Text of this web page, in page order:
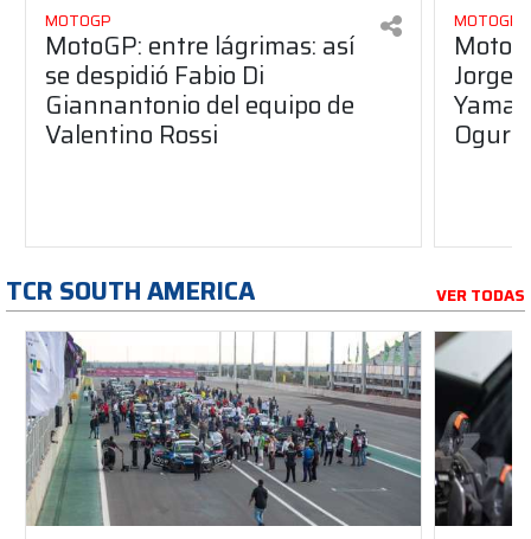
MOTOGP
MotoGP: entre lágrimas: así
se despidió Fabio Di
Giannantonio del equipo de
Valentino Rossi
MOTOGP
Jorge
Ogura
TCR SOUTH AMERICA VER TODAS